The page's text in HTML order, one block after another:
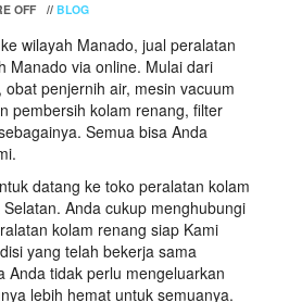
OFF // BLOG
wilayah Manado, jual peralatan
Manado via online. Mulai dari
penjernih air, mesin vacuum
pembersih kolam renang, filter
Semua bisa Anda
datang ke toko peralatan kolam
Anda cukup menghubungi
kolam renang siap Kami
yang telah bekerja sama
Anda tidak perlu mengeluarkan
lebih hemat untuk semuanya.